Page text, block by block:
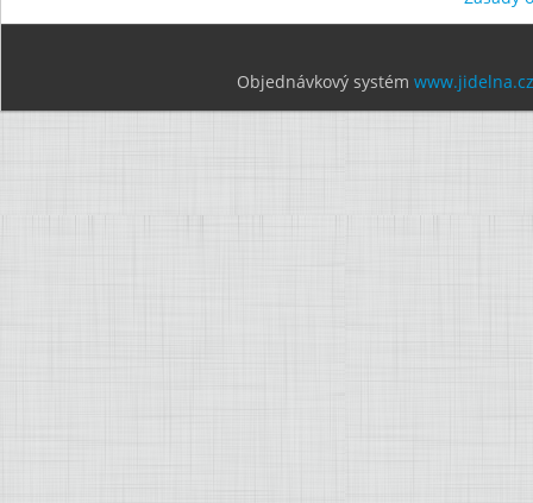
Objednávkový systém www.jidelna.cz